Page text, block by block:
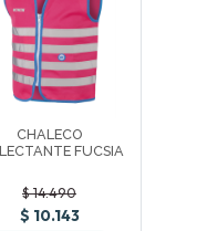
CHALECO
FUCSIA
$ 14.490
$ 10.143